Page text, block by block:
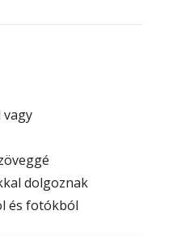
dolgoznak
és fotókból